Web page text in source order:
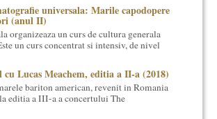
universala: Marile capodopere
(anul II)
organizeaza un curs de cultura generala
un curs concentrat si intensiv, de nivel
cu Lucas Meachem, editia a II-a (2018)
bariton american, revenit in Romania
editia a III-a a concertului The